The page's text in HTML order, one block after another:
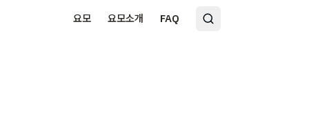
요모 요모소개 FAQ